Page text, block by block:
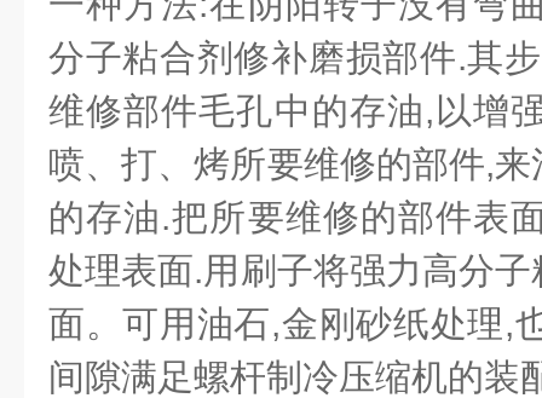
分子粘合剂修补磨损部件.其
维修部件毛孔中的存油,以增
喷、打、烤所要维修的部件,
的存油.把所要维修的部件表
处理表面.用刷子将强力高分
面。可用油石,金刚砂纸处理,
间隙满足螺杆制冷压缩机的装